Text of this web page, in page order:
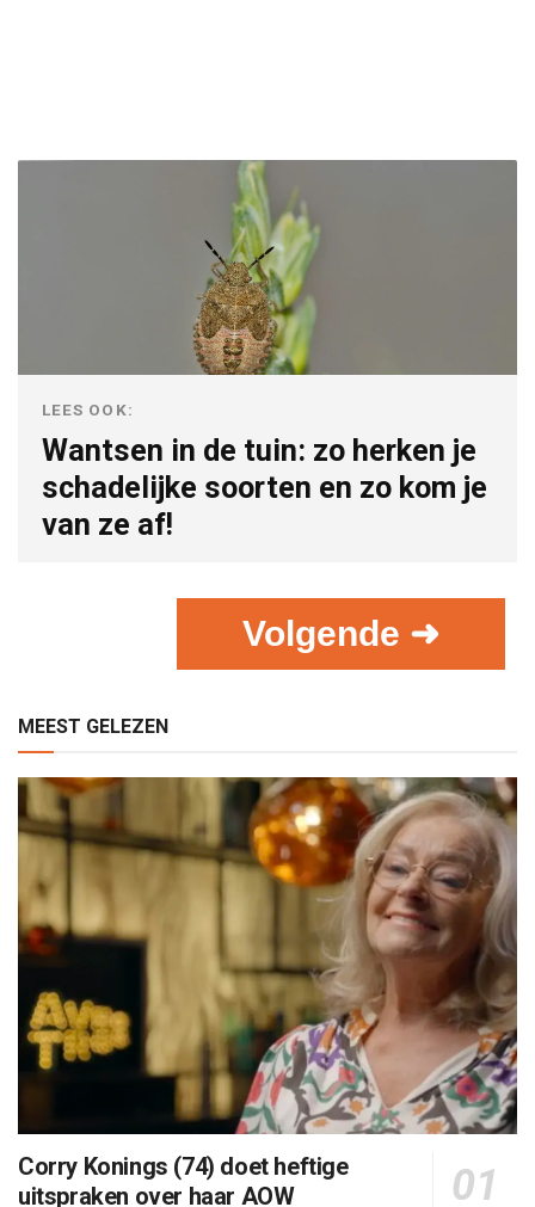
LEES OOK:
Wantsen in de tuin: zo herken je
schadelijke soorten en zo kom je
van ze af!
Volgende ➜
MEEST GELEZEN
Corry Konings (74) doet heftige
uitspraken over haar AOW